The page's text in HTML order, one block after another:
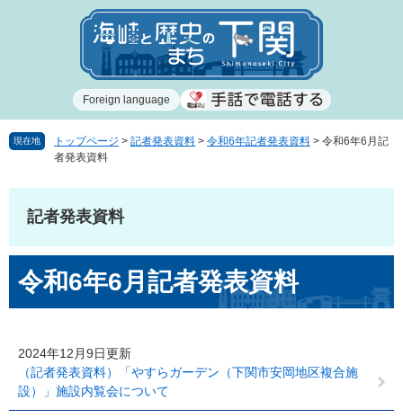
で
ば
Foreign language
現在地 トップページ > 記者発表資料 > 令和6年記者発表資料 > 令和6年6月記
者発表資料
記者発表資料
文令和6年6月記者発表資料
2024年12月9日更新
（記者発表資料）「やすらガーデン（下関市安岡地区複合施
設）」施設内覧会について